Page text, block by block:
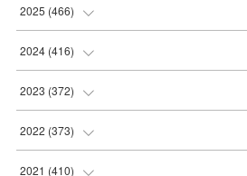
(7)
(36
(37
(42
2025 (466)
(56
(37
(35
(36
2024 (416)
(38
(39
(38
2023 (372)
(31
(30
2022 (373)
(31
2021 (410)